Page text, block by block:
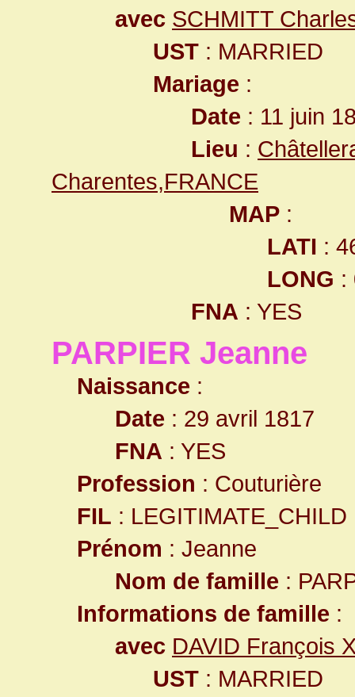
avec SCHMITT
UST : MARRIED
Mariage :
Date : 11 juin
Lieu :
Charentes,FRANCE
MAP :
LATI :
LONG :
FNA : YES
PARPIER Jeanne
Naissance :
Date : 29 avril 1817
FNA : YES
Profession : Couturière
FIL : LEGITIMATE_CHILD
Prénom : Jeanne
Nom de famille :
Informations de famille :
avec DAVID François
UST : MARRIED